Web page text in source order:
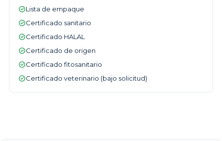
Lista de empaque
Certificado sanitario
Certificado HALAL
Certificado de origen
Certificado fitosanitario
Certificado veterinario (bajo solicitud)